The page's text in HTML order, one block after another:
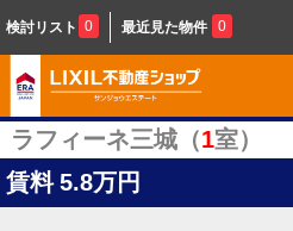
検討リスト 0 最近見た物件 0
ラフィーネ三城（1室）
賃料 5.8万円